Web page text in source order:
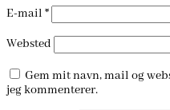
E-mail *
Websted
Gem mit navn, mail og
jeg kommenterer.